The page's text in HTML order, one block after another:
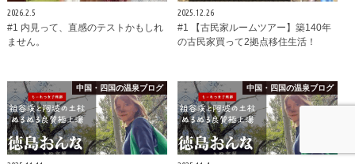
2026.2.5
#1 内見って、直感のテストかもしれ
ません。
2025.12.26
#1 【古民家ルームツアー】築140年
の古民家買って2拠点移住生活！
中国・四国の温泉ブログ 中国・四国の温泉ブログ